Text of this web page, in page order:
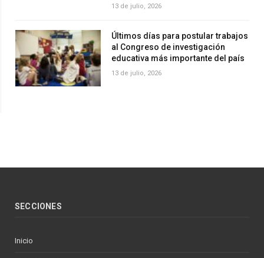
13 de julio, 2026
Últimos días para postular trabajos
al Congreso de investigación
educativa más importante del país
13 de julio, 2026
SECCIONES
Inicio